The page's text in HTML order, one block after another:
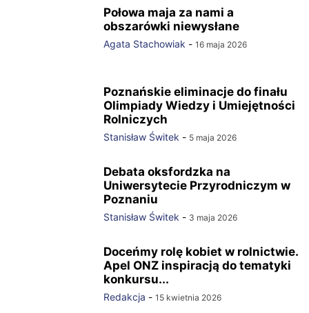
Połowa maja za nami a
obszarówki niewysłane
Agata Stachowiak - 16 maja 2026
Poznańskie eliminacje do finału
Olimpiady Wiedzy i Umiejętności
Rolniczych
Stanisław Świtek - 5 maja 2026
Debata oksfordzka na
Uniwersytecie Przyrodniczym w
Poznaniu
Stanisław Świtek - 3 maja 2026
Doceńmy rolę kobiet w rolnictwie.
Apel ONZ inspiracją do tematyki
konkursu...
Redakcja - 15 kwietnia 2026